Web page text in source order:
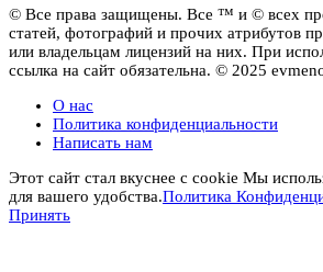
© Все права защищены. Все ™ и © всех
статей, фотографий и прочих атрибутов
или владельцам лицензий на них. При
ссылка на сайт обязательна. © 2025
О нас
Политика конфиденциальности
Написать нам
Этот сайт стал вкуснее с cookie Мы
для вашего удобства.Политика
Принять